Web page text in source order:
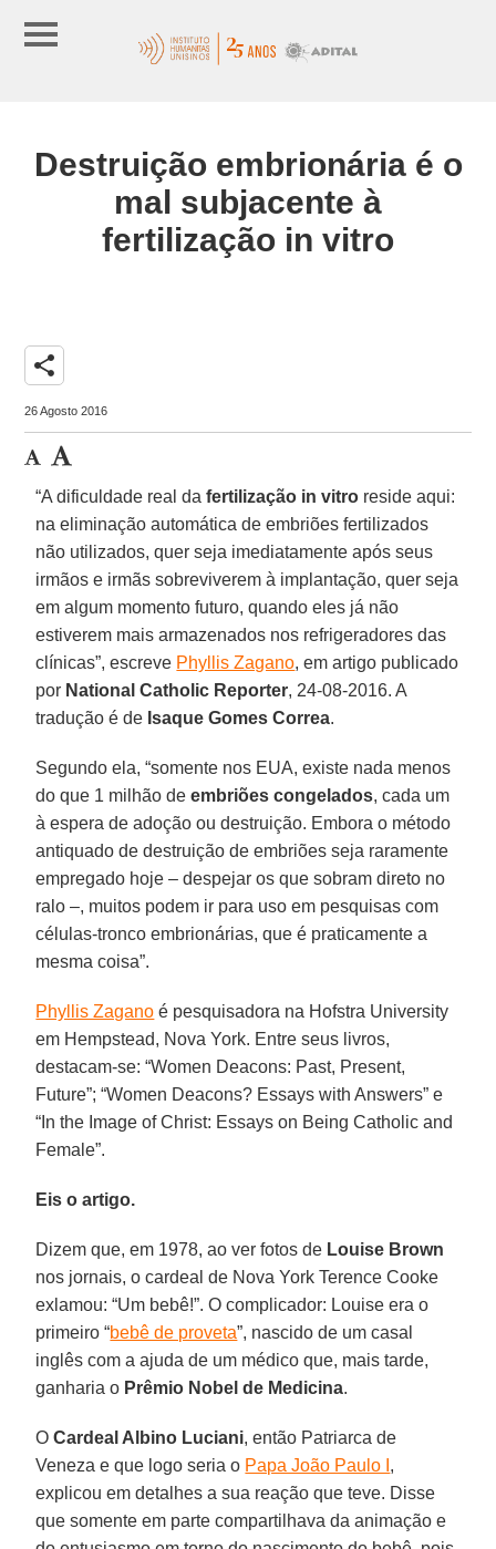
Destruição embrionária é o
mal subjacente à
fertilização in vitro
share
26 Agosto 2016
“A dificuldade real da fertilização in vitro reside aqui:
na eliminação automática de embriões fertilizados
não utilizados, quer seja imediatamente após seus
irmãos e irmãs sobreviverem à implantação, quer seja
em algum momento futuro, quando eles já não
estiverem mais armazenados nos refrigeradores das
clínicas”, escreve Phyllis Zagano, em artigo publicado
por National Catholic Reporter, 24-08-2016. A
tradução é de Isaque Gomes Correa.
Segundo ela, “somente nos EUA, existe nada menos
do que 1 milhão de embriões congelados, cada um
à espera de adoção ou destruição. Embora o método
antiquado de destruição de embriões seja raramente
empregado hoje – despejar os que sobram direto no
ralo –, muitos podem ir para uso em pesquisas com
células-tronco embrionárias, que é praticamente a
mesma coisa”.
Phyllis Zagano é pesquisadora na Hofstra University
em Hempstead, Nova York. Entre seus livros,
destacam-se: “Women Deacons: Past, Present,
Future”; “Women Deacons? Essays with Answers” e
“In the Image of Christ: Essays on Being Catholic and
Female”.
Eis o artigo.
Dizem que, em 1978, ao ver fotos de Louise Brown
nos jornais, o cardeal de Nova York Terence Cooke
exlamou: “Um bebê!”. O complicador: Louise era o
primeiro “bebê de proveta”, nascido de um casal
inglês com a ajuda de um médico que, mais tarde,
ganharia o Prêmio Nobel de Medicina.
OCardeal Albino Luciani, então Patriarca de
Veneza e que logo seria o Papa João Paulo I ,
explicou em detalhes a sua reação que teve. Disse
que somente em parte compartilhava da animação e